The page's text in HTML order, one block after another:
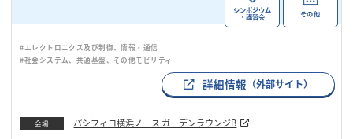
シンポジウム
・講習会 その他
#エレクトロニクス及び制御、情報・通信
#社会システム、共通基盤、その他モビリティ
詳細情報 （外部サイト）
会場 パシフィコ横浜ノース ガーデンラウンジB